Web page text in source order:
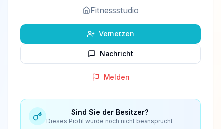
Fitnessstudio
Vernetzen
Nachricht
Melden
Sind Sie der Besitzer?
Dieses Profil wurde noch nicht beansprucht